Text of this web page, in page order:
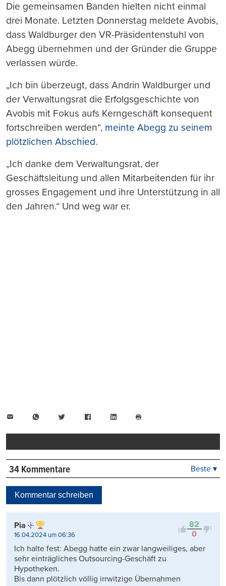
Die gemeinsamen Banden hielten nicht einmal
drei Monate. Letzten Donnerstag meldete Avobis,
dass Waldburger den VR-Präsidentenstuhl von
Abegg übernehmen und der Gründer die Gruppe
verlassen würde.
„Ich bin überzeugt, dass Andrin Waldburger und
der Verwaltungsrat die Erfolgsgeschichte von
Avobis mit Fokus aufs Kerngeschäft konsequent
fortschreiben werden“, meinte Abegg zu seinem
plötzlichen Abschied.
„Ich danke dem Verwaltungsrat, der
Geschäftsleitung und allen Mitarbeitenden für ihr
grosses Engagement und ihre Unterstützung in all
den Jahren.“ Und weg war er.
WhatsAppTwitter FacebookLinkedIn
drucken
34 Kommentare
Kontrovers
Beste ▾
Kommentar schreiben
82
0
Pia
16.04.2024 um 06:36
Ich halte fest: Abegg hatte ein zwar langweiliges, aber
sehr einträgliches Outsourcing-Geschäft zu
Hypotheken.
Bis dann plötzlich völlig irrwitzige Übernahmen